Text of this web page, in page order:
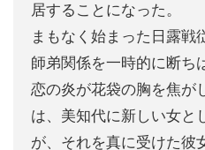
居することになった。
まもなく始まった日露戦
師弟関係を一時的に断ち
恋の炎が花袋の胸を焦が
は、美知代に新しい女と
が、それを真に受けた彼